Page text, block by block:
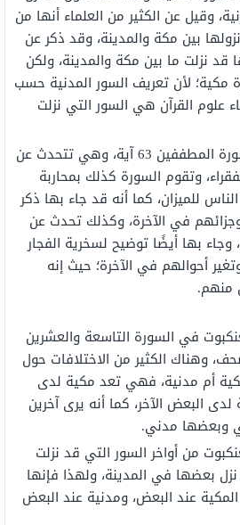
وقيل عن الكثير من العلماء أنها من
بين مكة والمدينة، وقد ذكر عن
قد نزلت ما بين مكة والمدينة، ولكن
مكية؛ لأن تعريف السور المدنية حسب
علوم القرآن هي السور التي نزلت
إن عدد آيات سورة المطففين 63 آية، وهي تتحدث عن
وتقوم السورة كذلك بمحاربة
للميزان، كما أنه قد جاء بها ذكر
وجزائهم في الآخرة، وكذلك تحدث عن
وجاء بها أيضًا توضيح لسخرية الفجار
أحوالهم في الآخرة؛ حيث إنه
منهم.
في السورة التاسعة والعشرين
وهناك الكثير من الاختلافات حول
أم مدنية، فهي تعد مكية لدى
البعض الآخر، كما أنه يرى آخرين
وبعضها مدني.
من أواخر السور التي قد نزلت
بعضها في المدينة، ولهذا فإنها
عند البعض، ومدنية عند البعض